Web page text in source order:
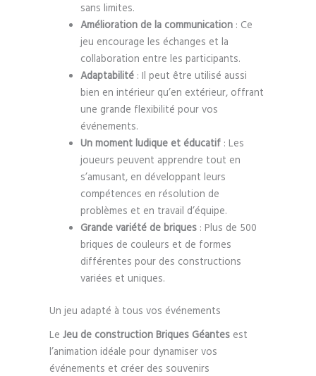
sans limites.
Amélioration de la communication: Ce
jeu encourage les échanges et la
collaboration entre les participants.
Adaptabilité: Il peut être utilisé aussi
bien en intérieur qu’en extérieur, offrant
une grande flexibilité pour vos
événements.
Un moment ludique et éducatif: Les
joueurs peuvent apprendre tout en
s’amusant, en développant leurs
compétences en résolution de
problèmes et en travail d’équipe.
Grande variété de briques: Plus de 500
briques de couleurs et de formes
différentes pour des constructions
variées et uniques.
Un jeu adapté à tous vos événements
Le Jeu de construction Briques Géantes est
l’animation idéale pour dynamiser vos
événements et créer des souvenirs